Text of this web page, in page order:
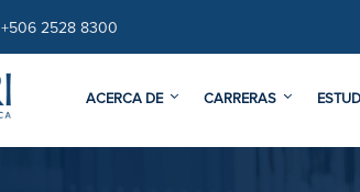
+506 2528 8300
ACERCA DE CARRERAS